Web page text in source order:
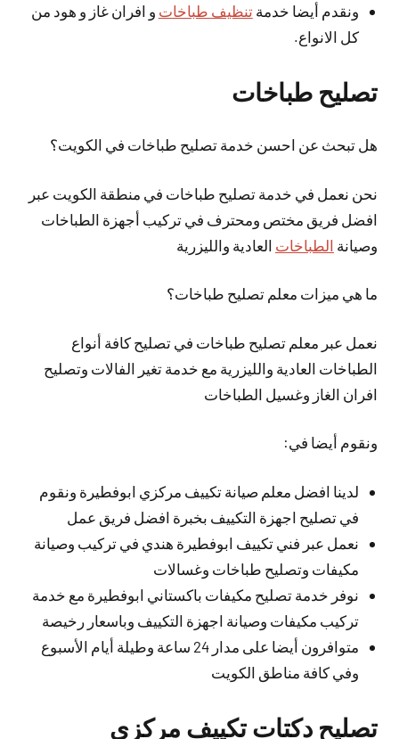
ونقدم أيضا خدمةتنظيف طباخات و افران غاز و هود من
كل الانواع.
تصليح طباخات
هل تبحث عن احسن خدمة تصليح طباخات في الكويت؟
نحن نعمل في خدمة تصليح طباخات في منطقة الكويت عبر
افضل فريق مختص ومحترف في تركيب أجهزة الطباخات
وصيانة الطباخات العادية والليزرية
ما هي ميزات معلم تصليح طباخات؟
نعمل عبر معلم تصليح طباخات في تصليح كافة أنواع
الطباخات العادية والليزرية مع خدمة تغير الفالات وتصليح
افران الغاز وغسيل الطباخات
ونقوم أيضا في:
لدينا افضل معلم صيانة تكييف مركزي ابوفطيرة ونقوم
في تصليح اجهزة التكييف بخبرة افضل فريق عمل
نعمل عبر فني تكييف ابوفطيرة هندي في تركيب وصيانة
مكيفات وتصليح طباخات وغسالات
نوفر خدمة تصليح مكيفات باكستاني ابوفطيرة مع خدمة
تركيب مكيفات وصيانة اجهزة التكييف وباسعار رخيصة
متوافرون أيضا على مدار 24 ساعة وطيلة أيام الأسبوع
وفي كافة مناطق الكويت
تصليح دكتات تكييف مركزي